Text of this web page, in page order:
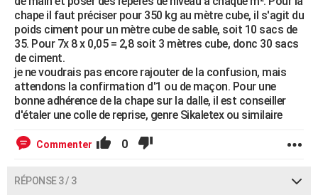
chape il faut préciser pour 350 kg au mètre cube, il s'agit du
poids ciment pour un mètre cube de sable, soit 10 sacs de
35. Pour 7x 8 x 0,05 = 2,8 soit 3 mètres cube, donc 30 sacs
de ciment.
je ne voudrais pas encore rajouter de la confusion, mais
attendons la confirmation d'1 ou de maçon. Pour une
bonne adhérence de la chape sur la dalle, il est conseiller
d'étaler une colle de reprise, genre Sikaletex ou similaire
Commenter 0
RÉPONSE 3 / 3